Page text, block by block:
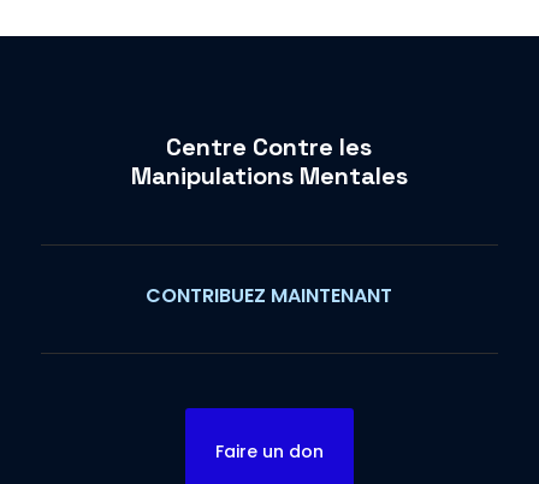
Centre Contre les
Manipulations Mentales
CONTRIBUEZ MAINTENANT
Faire un don